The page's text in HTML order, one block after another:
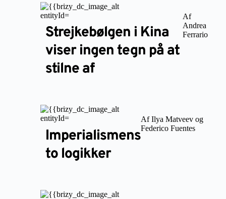
Strejkebølgen i Kina
viser ingen tegn på at
stilne af
Af
Andrea
Ferrario
Imperialismens
to logikker
Af Ilya Matveev og
Federico Fuentes